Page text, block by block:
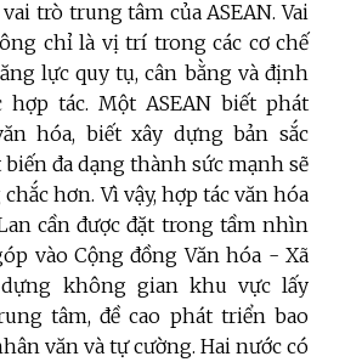
trò trung tâm của ASEAN. Vai
chỉ là vị trí trong các cơ chế
lực quy tụ, cân bằng và định
tác. Một ASEAN biết phát
hóa, biết xây dựng bản sắc
đa dạng thành sức mạnh sẽ
hơn. Vì vậy, hợp tác văn hóa
cần được đặt trong tầm nhìn
vào Cộng đồng Văn hóa - Xã
dựng không gian khu vực lấy
tâm, đề cao phát triển bao
văn và tự cường. Hai nước có